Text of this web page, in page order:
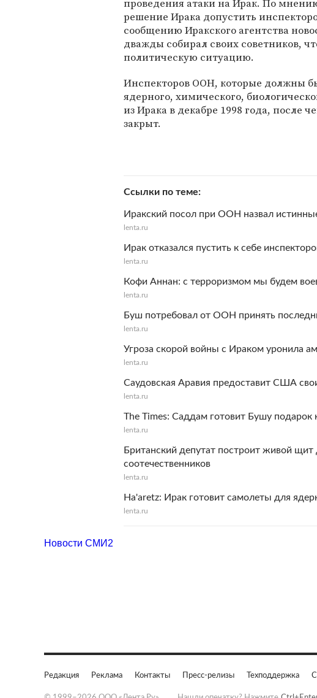
проведения атаки на Ирак. По
решение Ирака допустить
сообщению Иракского агентства
дважды собирал своих советников,
политическую ситуацию.
Инспекторов ООН, которые должны
ядерного, химического,
из Ирака в декабре 1998 года, после
закрыт.
Ссылки по теме
Иракский посол при ООН назвал
lenta.ru
Ирак отказался пустить к себе
lenta.ru
Кофи Аннан: с терроризмом мы будем
lenta.ru
Буш потребовал от ООН принять
lenta.ru
Угроза скорой войны с Ираком уронила
lenta.ru
Саудовская Аравия предоставит США
lenta.ru
The Times: Саддам готовит Бушу
lenta.ru
Британский депутат построит живой
соотечественников
lenta.ru
Ha'aretz: Ирак готовит самолеты для
lenta.ru
Новости СМИ2
Редакция Реклама Контакты Пресс-релизы Техподдержка